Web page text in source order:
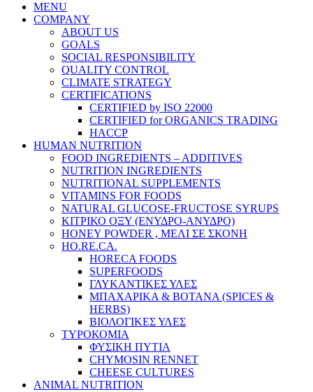
MENU
COMPANY
ABOUT US
GOALS
SOCIAL RESPONSIBILITY
QUALITY CONTROL
CLIMATE STRATEGY
CERTIFICATIONS
CERTIFIED by ISO 22000
CERTIFIED for ORGANICS TRADING
HACCP
HUMAN NUTRITION
FOOD INGREDIENTS – ADDITIVES
NUTRITION INGREDIENTS
NUTRITIONAL SUPPLEMENTS
VITAMINS FOR FOODS
NATURAL GLUCOSE-FRUCTOSE SYRUPS
ΚΙΤΡΙΚΟ ΟΞΥ (ΕΝΥΔΡΟ-ΑΝΥΔΡΟ)
HONEY POWDER , ΜΕΛΙ ΣΕ ΣΚΟΝΗ
HO.RE.CA.
HORECA FOODS
SUPERFOODS
ΓΛΥΚΑΝΤΙΚΕΣ ΥΛΕΣ
ΜΠΑΧΑΡΙΚA & ΒΟΤΑΝA (SPICES &
HERBS)
ΒΙΟΛΟΓΙΚΕΣ ΥΛΕΣ
ΤΥΡΟΚΟΜΙΑ
ΦΥΣΙΚΗ ΠΥΤΙΑ
CHYMOSIN RENNET
CHEESE CULTURES
ANIMAL NUTRITION